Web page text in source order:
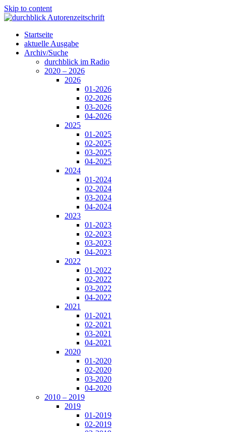
Skip to content
Startseite
aktuelle Ausgabe
Archiv/Suche
durchblick im Radio
2020 – 2026
2026
01-2026
02-2026
03-2026
04-2026
2025
01-2025
02-2025
03-2025
04-2025
2024
01-2024
02-2024
03-2024
04-2024
2023
01-2023
02-2023
03-2023
04-2023
2022
01-2022
02-2022
03-2022
04-2022
2021
01-2021
02-2021
03-2021
04-2021
2020
01-2020
02-2020
03-2020
04-2020
2010 – 2019
2019
01-2019
02-2019